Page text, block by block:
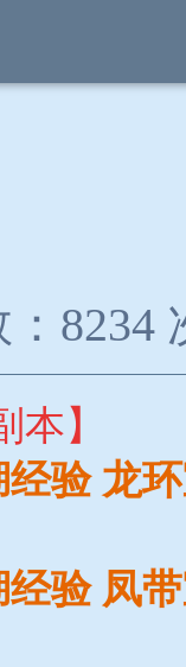
8234
】
验 龙
验 凤